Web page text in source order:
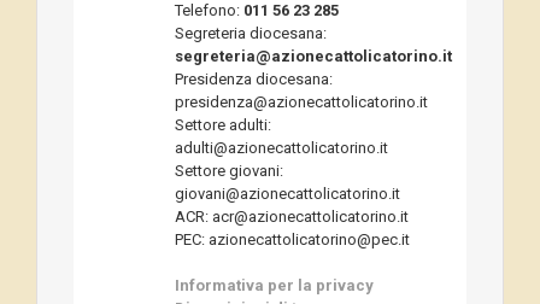
Telefono: 011 56 23 285
Segreteria diocesana:
segreteria@azionecattolicatorino.it
Presidenza diocesana:
presidenza@azionecattolicatorino.it
Settore adulti:
adulti@azionecattolicatorino.it
Settore giovani:
giovani@azionecattolicatorino.it
ACR: acr@azionecattolicatorino.it
PEC: azionecattolicatorino@pec.it
Informativa per la privacy